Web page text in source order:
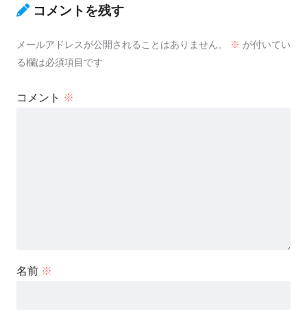
コメントを残す
メールアドレスが公開されることはありません。 ※ が付いてい
る欄は必須項目です
コメント ※
名前 ※